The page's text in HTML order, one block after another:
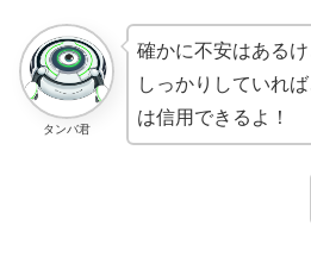
タンバ君
確かに不安はある
しっかりしていれ
は信用できるよ！